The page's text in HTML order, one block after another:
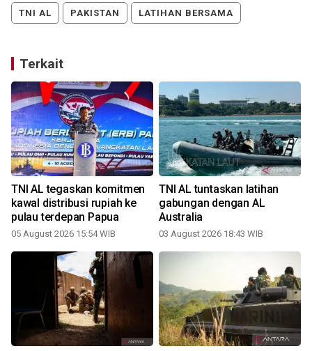
TNI AL PAKISTAN LATIHAN BERSAMA
Terkait
TNI AL tegaskan komitmen
kawal distribusi rupiah ke
pulau terdepan Papua
05 August 2026 15:54 WIB
TNI AL tuntaskan latihan
gabungan dengan AL
Australia
03 August 2026 18:43 WIB